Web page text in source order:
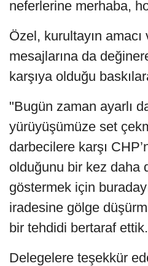
neferlerine merhaba,
Özel, kurultayın amacı
mesajlarına da
karşıya olduğu
"Bugün zaman ayarlı
yürüyüşümüze set
darbecilere karşı
olduğunu bir kez daha
göstermek için
iradesine gölge
bir tehdidi bertaraf
Delegelere teşekkür